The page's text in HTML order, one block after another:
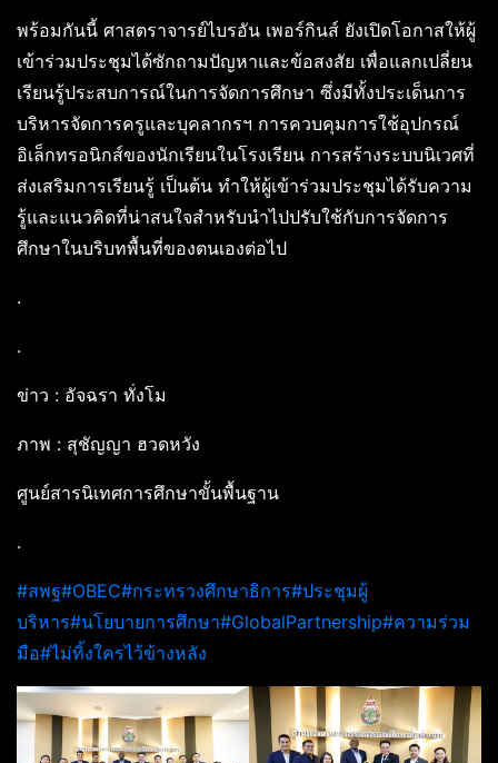
พร้อมกันนี้ ศาสตราจารย์ไบรอัน เพอร์กินส์ ยังเปิดโอกาสให้ผู้
เข้าร่วมประชุมได้ซักถามปัญหาและข้อสงสัย เพื่อแลกเปลี่ยน
เรียนรู้ประสบการณ์ในการจัดการศึกษา ซึ่งมีทั้งประเด็นการ
บริหารจัดการครูและบุคลากรฯ การควบคุมการใช้อุปกรณ์
อิเล็กทรอนิกส์ของนักเรียนในโรงเรียน การสร้างระบบนิเวศที่
ส่งเสริมการเรียนรู้ เป็นต้น ทำให้ผู้เข้าร่วมประชุมได้รับความ
รู้และแนวคิดที่น่าสนใจสำหรับนำไปปรับใช้กับการจัดการ
ศึกษาในบริบทพื้นที่ของตนเองต่อไป
.
.
ข่าว : อัจฉรา ทั่งโม
ภาพ : สุชัญญา ฮวดหวัง
ศูนย์สารนิเทศการศึกษาขั้นพื้นฐาน
.
#สพฐ#OBEC#กระทรวงศึกษาธิการ#ประชุมผู้
บริหาร#นโยบายการศึกษา#GlobalPartnership#ความร่วม
มือ#ไม่ทิ้งใครไว้ข้างหลัง